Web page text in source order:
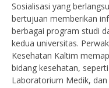
Sosialisasi yang
bertujuan memberikan
berbagai program studi
kedua universitas.
Kesehatan Kaltim
bidang kesehatan,
Laboratorium Medik,